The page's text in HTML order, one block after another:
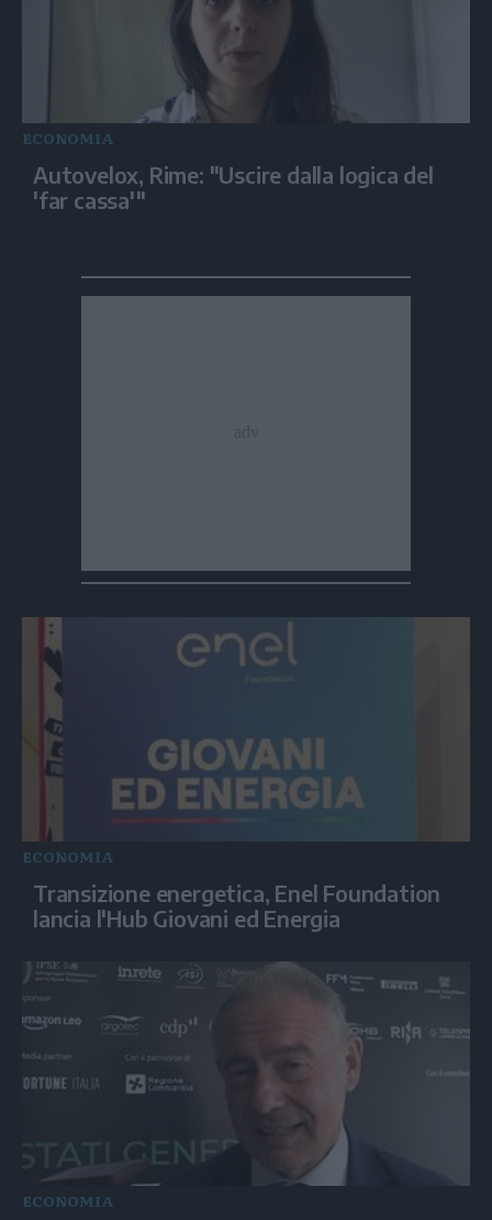
ECONOMIA
Autovelox, Rime: "Uscire dalla logica del
'far cassa'"
ECONOMIA
Transizione energetica, Enel Foundation
lancia l'Hub Giovani ed Energia
ECONOMIA